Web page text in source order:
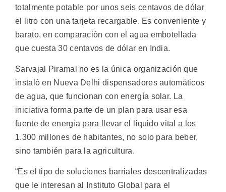
totalmente potable por unos seis centavos de dólar
el litro con una tarjeta recargable. Es conveniente y
barato, en comparación con el agua embotellada
que cuesta 30 centavos de dólar en India.
Sarvajal Piramal no es la única organización que
instaló en Nueva Delhi dispensadores automáticos
de agua, que funcionan con energía solar. La
iniciativa forma parte de un plan para usar esa
fuente de energía para llevar el líquido vital a los
1.300 millones de habitantes, no solo para beber,
sino también para la agricultura.
“Es el tipo de soluciones barriales descentralizadas
que le interesan al Instituto Global para el